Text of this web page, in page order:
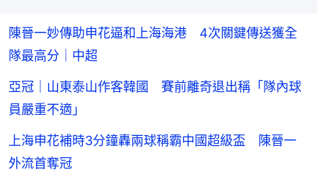
陳晉一妙傳助申花逼和上海海港 4次關鍵傳送獲全
隊最高分｜中超
亞冠｜山東泰山作客韓國 賽前離奇退出稱「隊內球
員嚴重不適」
上海申花補時3分鐘轟兩球稱霸中國超級盃 陳晉一
外流首奪冠